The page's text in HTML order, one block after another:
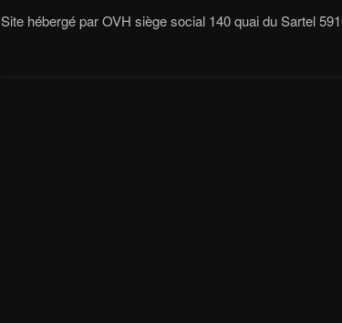
Site hébergé par OVH siège social 140 quai du Sartel